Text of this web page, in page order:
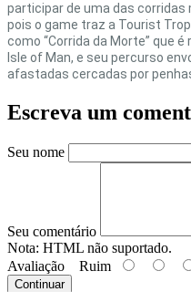
participar de uma das corridas
pois o game traz a Tourist
como “Corrida da Morte” que
Isle of Man, e seu percurso
afastadas cercadas por
Escreva um
Seu nome
Seu comentário
Nota: HTML não suportado.
Avaliação Ruim
Continuar